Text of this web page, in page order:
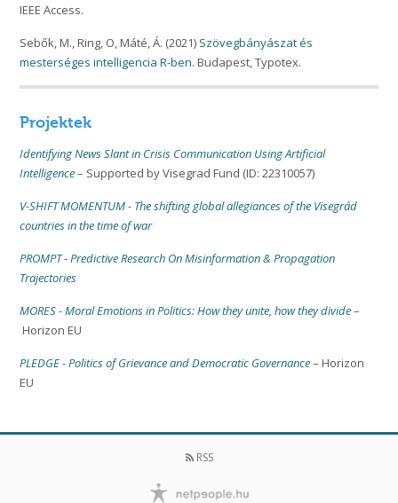
IEEE Access.
Sebők, M., Ring, O, Máté, Á. (2021) Szövegbányászat és
mesterséges intelligencia R-ben. Budapest, Typotex.
Projektek
Identifying News Slant in Crisis Communication Using Artificial
Intelligence– Supported by Visegrad Fund (ID: 22310057)
V-SHIFT MOMENTUM - The shifting global allegiances of the Visegrád
countries in the time of war
PROMPT - Predictive Research On Misinformation & Propagation
Trajectories
MORES - Moral Emotions in Politics: How they unite, how they divide–
Horizon EU
PLEDGE - Politics of Grievance and Democratic Governance– Horizon
EU
RSS